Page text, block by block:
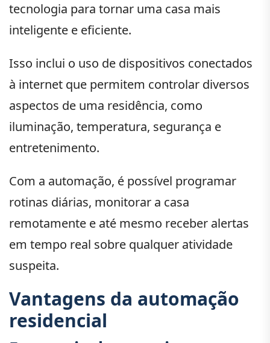
tecnologia para tornar uma casa mais
inteligente e eficiente.
Isso inclui o uso de dispositivos conectados
à internet que permitem controlar diversos
aspectos de uma residência, como
iluminação, temperatura, segurança e
entretenimento.
Com a automação, é possível programar
rotinas diárias, monitorar a casa
remotamente e até mesmo receber alertas
em tempo real sobre qualquer atividade
suspeita.
Vantagens da automação
residencial